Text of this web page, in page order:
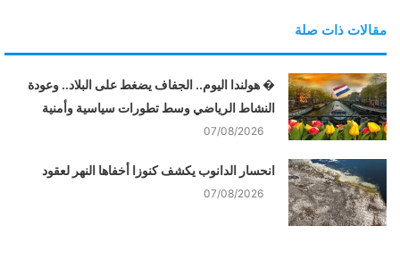
مقالات ذات صلة
� هولندا اليوم.. الجفاف يضغط على البلاد.. وعودة
النشاط الرياضي وسط تطورات سياسية وأمنية
07/08/2026
انحسار الدانوب يكشف كنوزا أخفاها النهر لعقود
07/08/2026